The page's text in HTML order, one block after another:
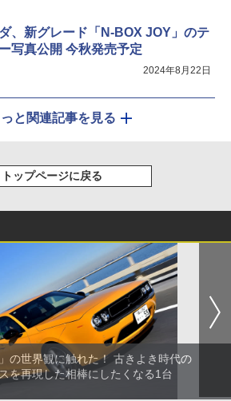
、新グレード「N-BOX JOY」のテ
写真公開 今秋発売予定
2024年8月22日
っと関連記事を見る
トップページに戻る
の世界観に触れた！ 古きよき時代の
を再現した相棒にしたくなる1台